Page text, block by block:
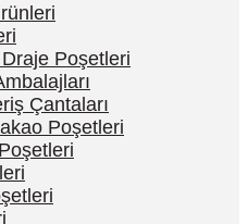
Poşetleri
Çantaları
Poşetleri